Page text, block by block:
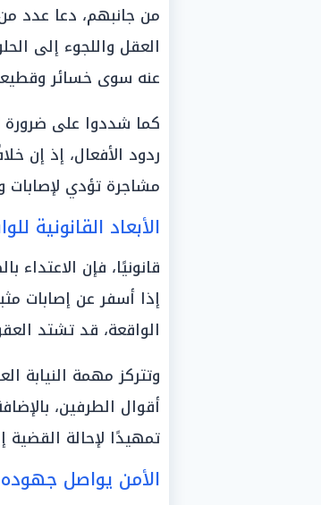
من جانبهم، دعا عدد
العقل واللجوء إلى
عنه سوى خسائر وقطيعة
كما شددوا على ضرورة
ردود الأفعال، إذ إن
مشاجرة تؤدي لإصابات
الأبعاد القانونية
قانونيًا، فإن
إذا أسفر عن إصابات
الواقعة، قد تشتد
وتتركز مهمة النيابة
أقوال الطرفين،
تمهيدًا لإحالة
الأمن يواصل جهوده